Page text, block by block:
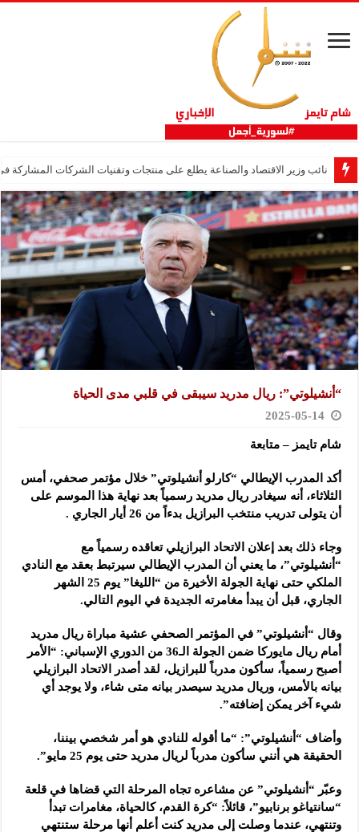
نائب وزير الاقتصاد والصناعة يطلع على منتجات وتقنيات الشركات المشاركة في
“أنشيلوتي”: ريال مدريد سيبقى في قلبي مدى الحياة
2025-05-14
شام تايمز – متابعة
أكد المدرب الإيطالي “كارلو أنشيلوتي” خلال مؤتمر صحفي، أمس
الثلاثاء، أنه سيغادر ريال مدريد رسمياً بعد نهاية هذا الموسم على
أن يتولى تدريب منتخب البرازيل بدءاً من 26 أيار الجاري .
وجاء ذلك بعد إعلان الاتحاد البرازيلي تعاقده رسمياً مع
“أنشيلوتي”، ما يعني أن المدرب الإيطالي سيرتبط بعقد مع النادي
الملكي حتى نهاية الجولة الأخيرة من “الليغا” يوم 25 الشهر
الجاري، قبل أن يبدأ مغامرته الجديدة في اليوم التالي.
وقال “أنشيلوتي” في المؤتمر الصحفي عشية مباراة ريال مدريد
أمام ريال مايوركا ضمن الجولة الـ36 من الدوري الإسباني: “الأمر
أصبح رسمياً، سأكون مدرباً للبرازيل، لقد أصدر الاتحاد البرازيلي
بيانه بالأمس، وريال مدريد سيصدر بيانه متى شاء، ولا يوجد أي
شيء آخر يمكن إضافته”.
وأضاف “أنشيلوتي”: “ما أقوله للنادي هو أمر شخصي بيننا،
الحقيقة هي أنني سأكون مدرباً لريال مدريد حتى يوم 25 مايو”.
وعبّر “أنشيلوتي” عن مشاعره تجاه المرحلة التي قضاها في قلعة
“سانتياغو برنابيو”، قائلاً: “كرة القدم، كالحياة، مغامرات تبدأ
وتنتهي، عندما وصلت إلى مدريد كنت أعلم أنها مرحلة ستنتهي